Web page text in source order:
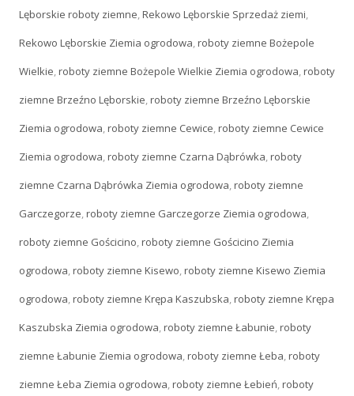
Lęborskie roboty ziemne,Rekowo Lęborskie Sprzedaż ziemi,
Rekowo Lęborskie Ziemia ogrodowa,roboty ziemne Bożepole
Wielkie,roboty ziemne Bożepole Wielkie Ziemia ogrodowa,roboty
ziemne Brzeźno Lęborskie,roboty ziemne Brzeźno Lęborskie
Ziemia ogrodowa,roboty ziemne Cewice,roboty ziemne Cewice
Ziemia ogrodowa,roboty ziemne Czarna Dąbrówka,roboty
ziemne Czarna Dąbrówka Ziemia ogrodowa,roboty ziemne
Garczegorze,roboty ziemne Garczegorze Ziemia ogrodowa,
roboty ziemne Gościcino,roboty ziemne Gościcino Ziemia
ogrodowa,roboty ziemne Kisewo,roboty ziemne Kisewo Ziemia
ogrodowa,roboty ziemne Krępa Kaszubska,roboty ziemne Krępa
Kaszubska Ziemia ogrodowa,roboty ziemne Łabunie,roboty
ziemne Łabunie Ziemia ogrodowa,roboty ziemne Łeba,roboty
ziemne Łeba Ziemia ogrodowa,roboty ziemne Łebień,roboty